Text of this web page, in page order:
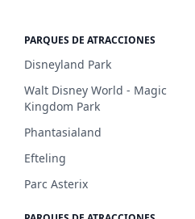
PARQUES DE ATRACCIONES
Disneyland Park
Walt Disney World - Magic
Kingdom Park
Phantasialand
Efteling
Parc Asterix